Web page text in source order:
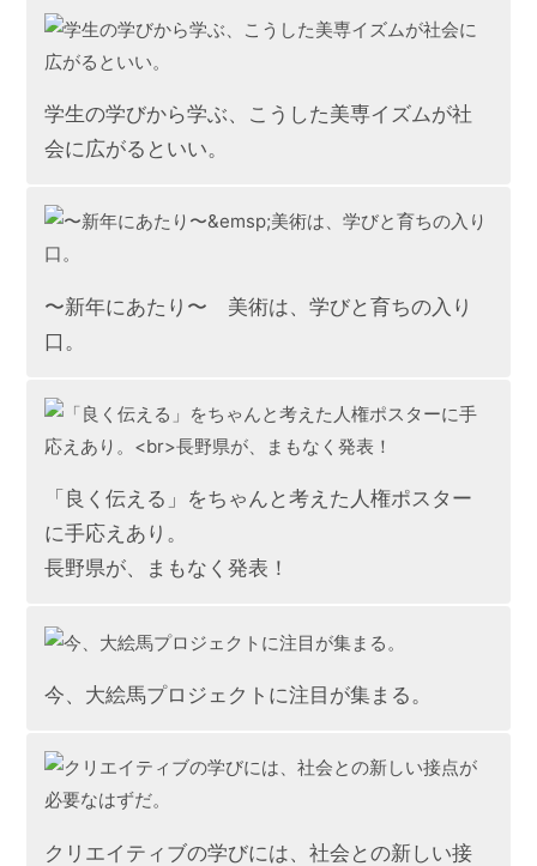
学生の学びから学ぶ、こうした美専イズムが社
会に広がるといい。
〜新年にあたり〜 美術は、学びと育ちの入り
口。
「良く伝える」をちゃんと考えた人権ポスター
に手応えあり。
長野県が、まもなく発表！
今、大絵馬プロジェクトに注目が集まる。
クリエイティブの学びには、社会との新しい接